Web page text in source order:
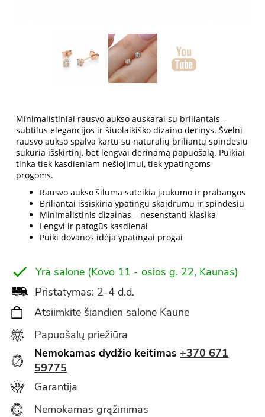
Minimalistiniai rausvo aukso auskarai su briliantais –
subtilus elegancijos ir šiuolaikiško dizaino derinys. Švelni
rausvo aukso spalva kartu su natūralių briliantų spindesiu
sukuria išskirtinį, bet lengvai derinamą papuošalą. Puikiai
tinka tiek kasdieniam nešiojimui, tiek ypatingoms
progoms.
Rausvo aukso šiluma suteikia jaukumo ir prabangos
Briliantai išsiskiria ypatingu skaidrumu ir spindesiu
Minimalistinis dizainas – nesenstanti klasika
Lengvi ir patogūs kasdienai
Puiki dovanos idėja ypatingai progai
Yra salone (Kovo 11 - osios g. 22, Kaunas)
Pristatymas: 2-4 d.d.
Atsiimkite šiandien salone Kaune
Papuošalų priežiūra
Nemokamas dydžio keitimas +370 671
59775
Garantija
Nemokamas grąžinimas